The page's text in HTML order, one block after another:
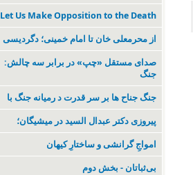
Let Us Make Opposition to the Death
از محرمعلی خان تا امام خمینی؛ دگردیسی
صدای مستقل «چپ» در برابر سه چالش:
جنگ
جنگ جناح ها بر سر قدرت د رمیانە جنگ با
پیروزی دکتر عبدال السید در میشیگان؛
‌امواجِ گرانشی و ساختارِ کیهان
بی‌ثباتان - بخش دوم